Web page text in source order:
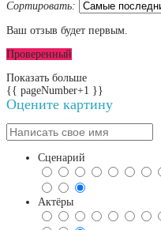
Сортировать:
Ваш отзыв будет первым.
Проверенный
Показать больше
{{ pageNumber+1 }}
Оцените картину
Сценарий
Актёры